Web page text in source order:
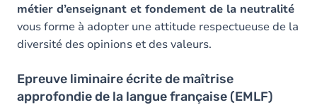
métier d’enseignant et fondement de la neutralité
vous forme à adopter une attitude respectueuse de la
diversité des opinions et des valeurs.
Epreuve liminaire écrite de maîtrise
approfondie de la langue française (EMLF)